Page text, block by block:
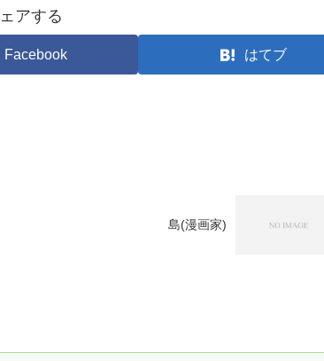
アする
Facebook はてブ
島(漫画家)